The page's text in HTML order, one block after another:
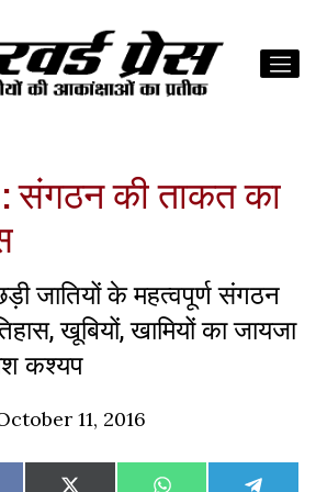
संगठन की ताकत का
जातियों के महत्वपूर्ण संगठन
खूबियों, खामियों का जायजा
कश्यप
11, 2016